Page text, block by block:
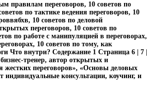
правилам переговоров, 10 советов по
по тактике ведения переговоров, 10
10 советов по деловой
переговоров, 10 советов по
по работе с манипуляцией в переговорах,
10 советов по тому, как
Что внутри? Содержание 1 Страница 6 | 7 |
тренер, автор открытых и
жестких переговоров», «Основы деловых
консультации, коучинг, и